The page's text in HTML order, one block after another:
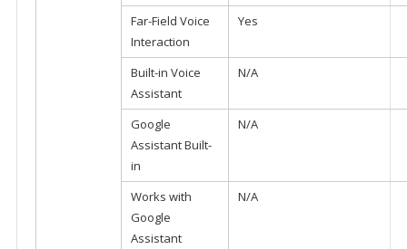
Far-Field Voice
Interaction
Yes
Built-in Voice
Assistant
N/A
Google
Assistant Built-
in
N/A
Works with
Google
Assistant
N/A